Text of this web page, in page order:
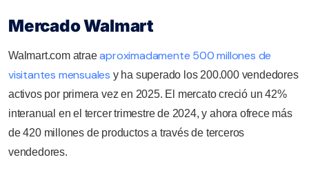
Mercado Walmart
Walmart.com atrae aproximadamente 500 millones de
visitantes mensuales y ha superado los 200.000 vendedores
activos por primera vez en 2025. El mercato creció un 42%
interanual en el tercer trimestre de 2024, y ahora ofrece más
de 420 millones de productos a través de terceros
vendedores.